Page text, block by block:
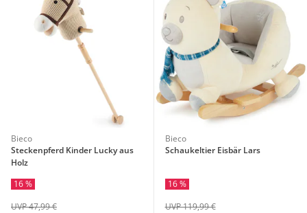
Bieco
Steckenpferd Kinder Lucky aus
Holz
16 %
UVP 47,99 €
Bieco
Schaukeltier Eisbär Lars
16 %
UVP 119,99 €